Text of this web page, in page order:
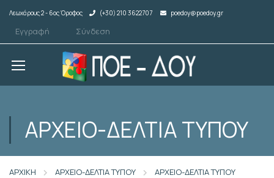
Λεωχάρους 2 - 6ος Όροφος (+30) 210 3622707 poedoy@poedoy.gr
Εγγραφή Σύνδεση
ΑΡΧΕΙΟ-ΔΕΛΤΙΑ ΤΥΠΟΥ
ΑΡΧΙΚΗ ΑΡΧΕΙΟ-ΔΕΛΤΙΑ ΤΥΠΟΥ ΑΡΧΕΙΟ-ΔΕΛΤΙΑ ΤΥΠΟΥ